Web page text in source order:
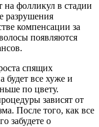
на фолликул в стадии
разрушения
компенсации за
появляются
спящих
будет все хуже и
по цвету.
зависят от
После того, как все
забудете о